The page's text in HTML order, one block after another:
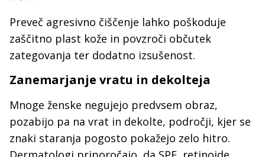
Preveč agresivno čiščenje lahko poškoduje
zaščitno plast kože in povzroči občutek
zategovanja ter dodatno izsušenost.
Zanemarjanje vratu in dekolteja
Mnoge ženske negujejo predvsem obraz,
pozabijo pa na vrat in dekolte, področji, kjer se
znaki staranja pogosto pokažejo zelo hitro.